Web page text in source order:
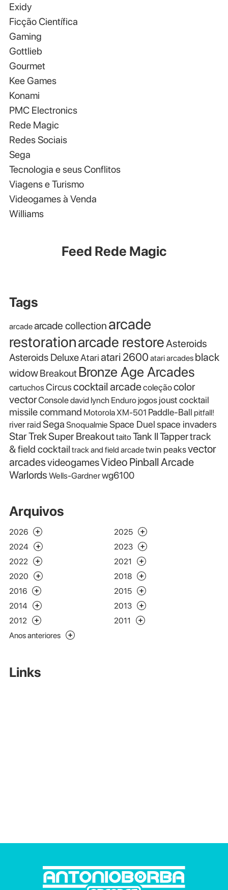
Exidy
Ficção Científica
Gaming
Gottlieb
Gourmet
Kee Games
Konami
PMC Electronics
Rede Magic
Redes Sociais
Sega
Tecnologia e seus Conflitos
Viagens e Turismo
Videogames à Venda
Williams
Feed Rede Magic
Tags
arcadearcade collection arcade
restorationarcade restoreAsteroids
Asteroids DeluxeAtariatari 2600 atari arcades black
widowBreakoutBronze Age Arcades
cartuchosCircuscocktail arcadecoleçãocolor
vectorConsoledavid lynch Enduro jogos joust cocktail
missile command Motorola XM-501 Paddle-Ball pitfall!
river raidSega Snoqualmie Space Duelspace invaders
Star TrekSuper BreakouttaitoTank IITappertrack
& field cocktail track and field arcadetwin peaksvector
arcadesvideogamesVideo Pinball Arcade
Warlords Wells-Gardnerwg6100
Arquivos
2026
2025
2024
2023
2022
2021
2020
2018
2016
2015
2014
2013
2012
2011
Anos anteriores
Links